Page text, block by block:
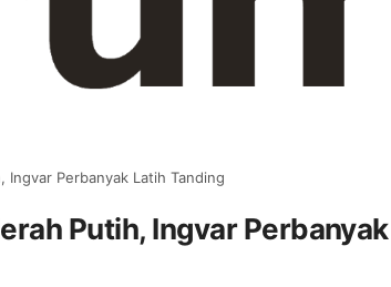
Ingvar Perbanyak Latih Tanding
Putih, Ingvar Perbanyak